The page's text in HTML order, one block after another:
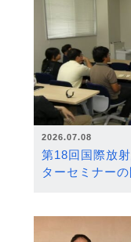
2026.07.08
第18回国際放
ターセミナー